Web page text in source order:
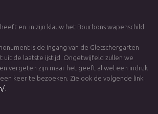
en in zijn klauw het Bourbons wapenschild.
is de ingang van de Gletschergarten
uit de laatste ijstijd. Ongetwijfeld zullen we
vergeten zijn maar het geeft al wel een indruk
keer te bezoeken. Zie ook de volgende link: